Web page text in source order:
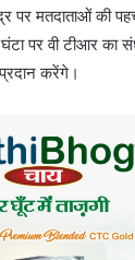
पर मतदाताओं की
पर वी टीआर का
प्रदान करेंगे।